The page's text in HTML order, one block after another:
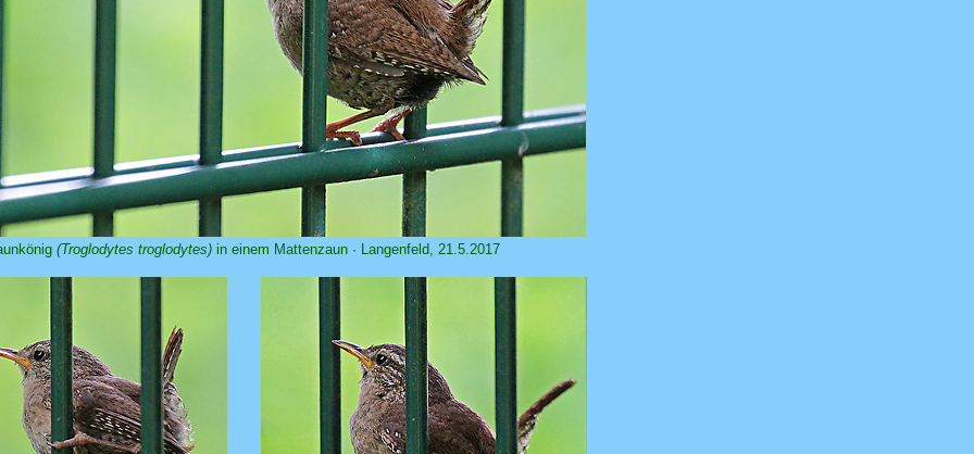
(Troglodytes troglodytes) in einem Mattenzaun · Langenfeld, 21.5.2017